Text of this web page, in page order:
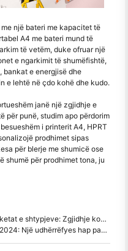
një bateri me kapacitet të
A4 me bateri mund të
të vetëm, duke ofruar një
e ngarkimit të shumëfishtë,
bankat e energjisë dhe
e lehtë në çdo kohë dhe kudo.
janë një zgjidhje e
për punë, studim apo përdorim
i printerit A4, HPRT
prodhimet sipas
për blerje me shumicë ose
shumë për prodhimet tona, ju
komerciale dhe personale të shtypjes
pas hapi me HPRT CP4100 Smartphone Photo Printer